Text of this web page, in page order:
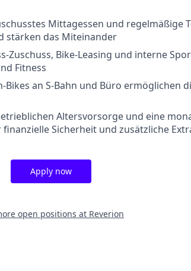
Mittagessen und regelmäßige
stärken das Miteinander
Zuschuss, Bike-Leasing und interne
Fitness
Bikes an S-Bahn und Büro ermöglichen
Altersvorsorge und eine
Sicherheit und zusätzliche
Apply now
open positions at Reverion